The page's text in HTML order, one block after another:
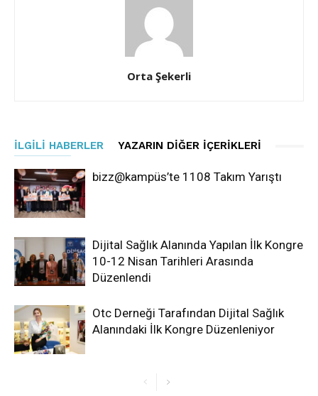
Orta Şekerli
İLGILI HABERLER YAZARIN DIĞER İÇERIKLERI
bizz@kampüs’te 1108 Takım Yarıştı
Dijital Sağlık Alanında Yapılan İlk Kongre
10-12 Nisan Tarihleri Arasında
Düzenlendi
Otc Derneği Tarafından Dijital Sağlık
Alanındaki İlk Kongre Düzenleniyor